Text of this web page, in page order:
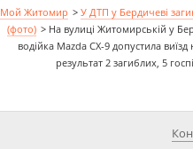
Мой Житомир > У ДТП у Бердичеві
(фото) > На вулиці Житомирській у
водійка Mazda CX-9 допустила
результат 2 загиблих, 5